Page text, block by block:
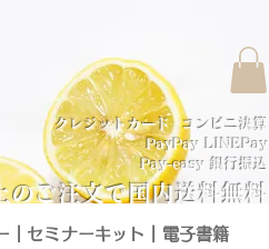
ご注文で国内送料無料
クレジットカード コンビニ決算
PayPay LINEPay
Pay-easy 銀行振込
セミナーキット 電子書籍